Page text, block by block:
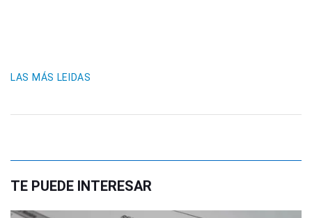
LAS MÁS LEIDAS
TE PUEDE INTERESAR